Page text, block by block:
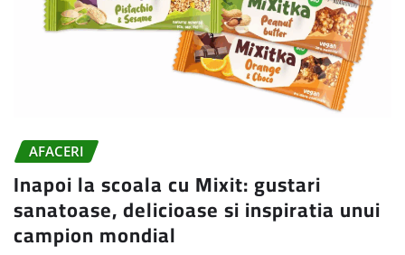
AFACERI
Inapoi la scoala cu Mixit: gustari
sanatoase, delicioase si inspiratia unui
campion mondial